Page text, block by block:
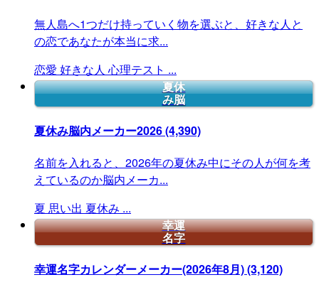
無人島へ1つだけ持っていく物を選ぶと、好きな人と
の恋であなたが本当に求...
恋愛 好きな人 心理テスト ...
夏休
み脳
夏休み脳内メーカー2026(4,390)
名前を入れると、2026年の夏休み中にその人が何を考
えているのか脳内メーカ...
夏 思い出 夏休み ...
幸運
名字
幸運名字カレンダーメーカー(2026年8月)(3,120)